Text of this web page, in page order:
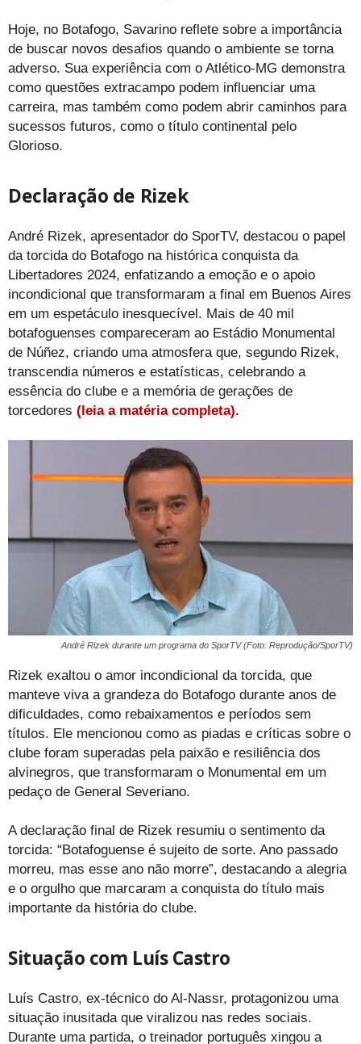
Hoje, no Botafogo, Savarino reflete sobre a importância
de buscar novos desafios quando o ambiente se torna
adverso. Sua experiência com o Atlético-MG demonstra
como questões extracampo podem influenciar uma
carreira, mas também como podem abrir caminhos para
sucessos futuros, como o título continental pelo
Glorioso.
Declaração de Rizek
André Rizek, apresentador do SporTV, destacou o papel
da torcida do Botafogo na histórica conquista da
Libertadores 2024, enfatizando a emoção e o apoio
incondicional que transformaram a final em Buenos Aires
em um espetáculo inesquecível. Mais de 40 mil
botafoguenses compareceram ao Estádio Monumental
de Núñez, criando uma atmosfera que, segundo Rizek,
transcendia números e estatísticas, celebrando a
essência do clube e a memória de gerações de
torcedores (leia a matéria completa).
André Rizek durante um programa do SporTV (Foto: Reprodução/SporTV)
Rizek exaltou o amor incondicional da torcida, que
manteve viva a grandeza do Botafogo durante anos de
dificuldades, como rebaixamentos e períodos sem
títulos. Ele mencionou como as piadas e críticas sobre o
clube foram superadas pela paixão e resiliência dos
alvinegros, que transformaram o Monumental em um
pedaço de General Severiano.
A declaração final de Rizek resumiu o sentimento da
torcida: “Botafoguense é sujeito de sorte. Ano passado
morreu, mas esse ano não morre”, destacando a alegria
e o orgulho que marcaram a conquista do título mais
importante da história do clube.
Situação com Luís Castro
Luís Castro, ex-técnico do Al-Nassr, protagonizou uma
situação inusitada que viralizou nas redes sociais.
Durante uma partida, o treinador português xingou a